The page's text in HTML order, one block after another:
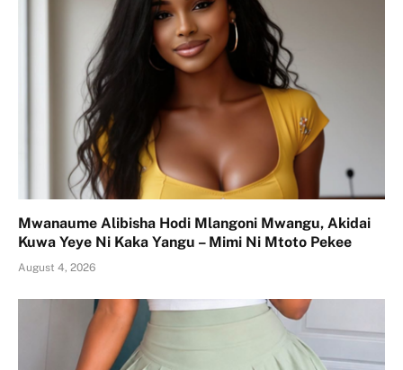
Mwanaume Alibisha Hodi Mlangoni Mwangu, Akidai
Kuwa Yeye Ni Kaka Yangu – Mimi Ni Mtoto Pekee
August 4, 2026